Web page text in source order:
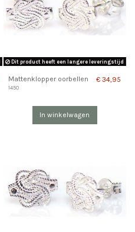
Dit product heeft een langere leveringstijd
Mattenklopper oorbellen
1450
€ 34,95
In winkelwagen